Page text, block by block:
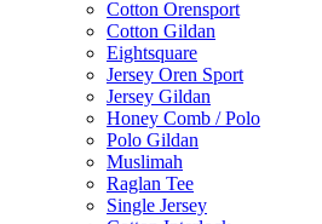
Cotton Orensport
Cotton Gildan
Eightsquare
Jersey Oren Sport
Jersey Gildan
Honey Comb / Polo
Polo Gildan
Muslimah
Raglan Tee
Single Jersey